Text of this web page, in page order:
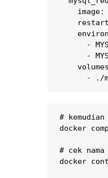
image:
-
-
- ./
#
docker
# cek
docker